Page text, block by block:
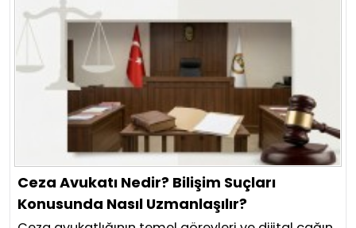
Ceza Avukatı Nedir? Bilişim Suçları
Konusunda Nasıl Uzmanlaşılır?